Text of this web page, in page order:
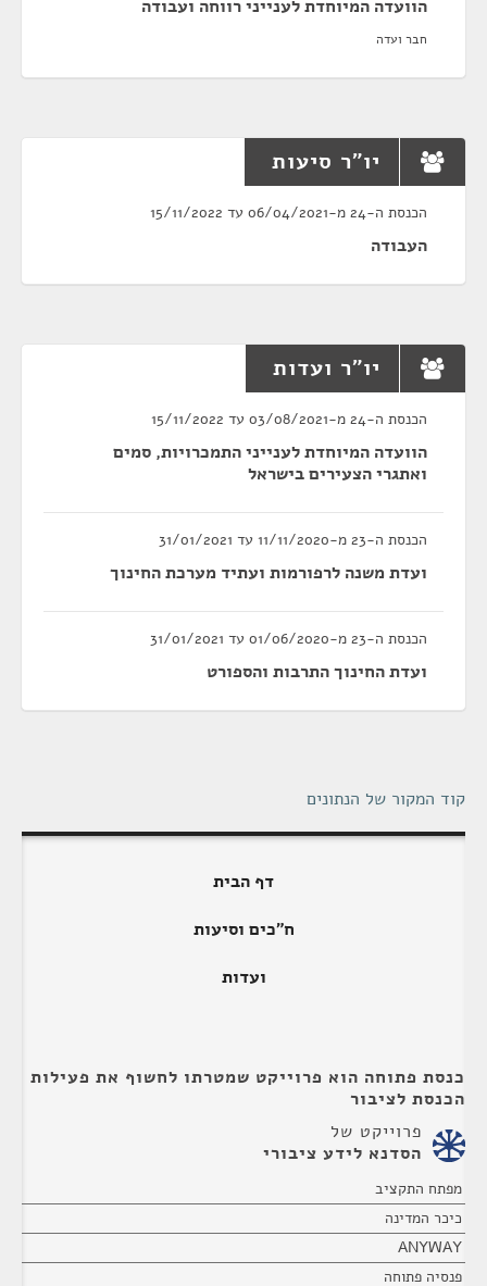
הוועדה המיוחדת לענייני רווחה ועבודה
חבר ועדה
יו"ר סיעות
הכנסת ה-24 מ-06/04/2021 עד 15/11/2022
העבודה
יו"ר ועדות
הכנסת ה-24 מ-03/08/2021 עד 15/11/2022
הוועדה המיוחדת לענייני התמכרויות, סמים
ואתגרי הצעירים בישראל
הכנסת ה-23 מ-11/11/2020 עד 31/01/2021
ועדת משנה לרפורמות ועתיד מערכת החינוך
הכנסת ה-23 מ-01/06/2020 עד 31/01/2021
ועדת החינוך התרבות והספורט
קוד המקור של הנתונים
דף הבית
ח"כים וסיעות
ועדות
כנסת פתוחה הוא פרוייקט שמטרתו לחשוף את פעילות
הכנסת לציבור
פרוייקט של
הסדנא לידע ציבורי
מפתח התקציב
כיכר המדינה
ANYWAY
פנסיה פתוחה